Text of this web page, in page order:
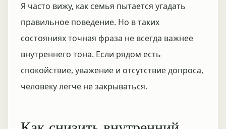
Я часто вижу, как семья пытается угадать
правильное поведение. Но в таких
состояниях точная фраза не всегда важнее
внутреннего тона. Если рядом есть
спокойствие, уважение и отсутствие допроса,
человеку легче не закрываться.